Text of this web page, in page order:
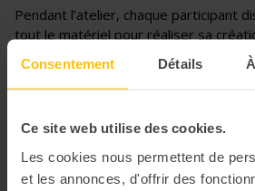
Consentement Détails
Ce site web utilise des cookies.
Les cookies nous permettent de
et les annonces, d'offrir des
Pendant l’atelier, chaque participant
tout le matériel pour réaliser sa
apprenez pas à pas à concevoir
les conseils d’une animatrice